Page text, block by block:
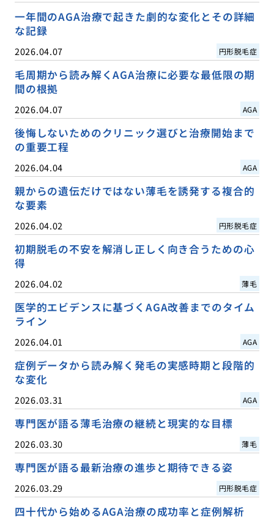
一年間のAGA治療で起きた劇的な変化とその詳細
な記録
2026.04.07 円形脱毛症
毛周期から読み解くAGA治療に必要な最低限の期
間の根拠
2026.04.07 AGA
後悔しないためのクリニック選びと治療開始まで
の重要工程
2026.04.04 AGA
親からの遺伝だけではない薄毛を誘発する複合的
な要素
2026.04.02 円形脱毛症
初期脱毛の不安を解消し正しく向き合うための心
得
2026.04.02 薄毛
医学的エビデンスに基づくAGA改善までのタイム
ライン
2026.04.01 AGA
症例データから読み解く発毛の実感時期と段階的
な変化
2026.03.31 AGA
専門医が語る薄毛治療の継続と現実的な目標
2026.03.30 薄毛
専門医が語る最新治療の進歩と期待できる姿
2026.03.29 円形脱毛症
四十代から始めるAGA治療の成功率と症例解析